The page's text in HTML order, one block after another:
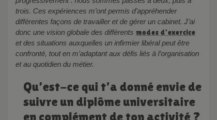
trois. Ces expériences m’ont permis d’appréhender
différentes façons de travailler et de gérer un cabinet. J’ai
donc une vision globale des différents modes d’exercice
et des situations auxquelles un infirmier libéral peut être
confronté, tout en m’adaptant aux défis liés à l’organisation
et au quotidien du métier.
Qu’est-ce qui t’a donné envie de
suivre un diplôme universitaire
en complément de ton activité ?